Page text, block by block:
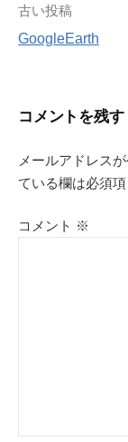
投
ゲ
ー
古い投稿
GoogleEarth
コメントを残す
メールアドレス
ている欄は必須
コメント ※